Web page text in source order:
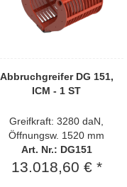
Abbruchgreifer DG 151,
ICM - 1 ST
Greifkraft: 3280 daN,
Öffnungsw. 1520 mm
Art. Nr.: DG151
13.018,60 € *